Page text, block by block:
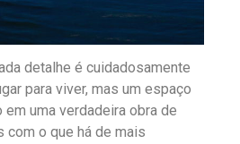
detalhe é cuidadosamente
para viver, mas um espaço
uma verdadeira obra de
com o que há de mais